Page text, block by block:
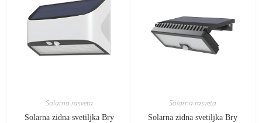
Solarna rasveta
Solarna zidna svetiljka Bry
Solarna rasveta
Solarna zidna svetiljka Bry